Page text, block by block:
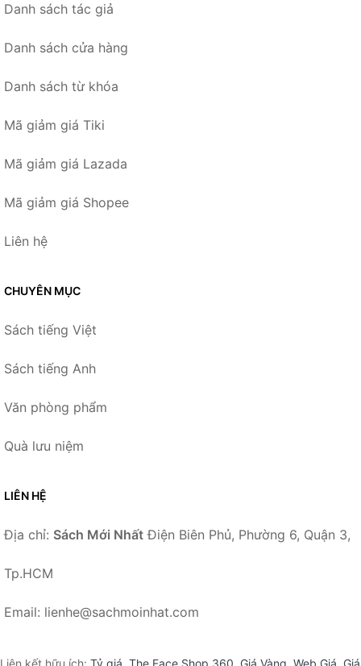
Danh sách tác giả
Danh sách cửa hàng
Danh sách từ khóa
Mã giảm giá Tiki
Mã giảm giá Lazada
Mã giảm giá Shopee
Liên hệ
CHUYÊN MỤC
Sách tiếng Việt
Sách tiếng Anh
Văn phòng phẩm
Quà lưu niệm
LIÊN HỆ
Địa chỉ: Sách Mới Nhất Điện Biên Phủ, Phường 6, Quận 3,
Tp.HCM
Email: lienhe@sachmoinhat.com